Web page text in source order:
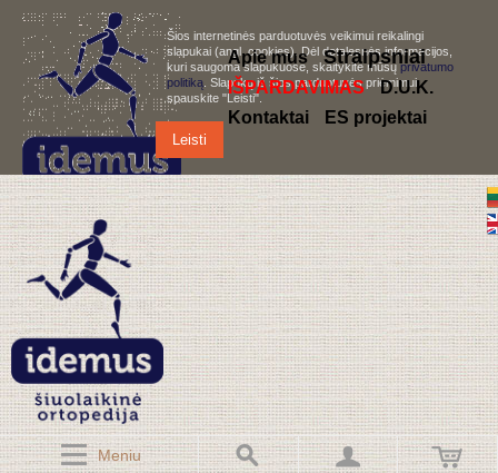
Šios internetinės parduotuvės veikimui reikalingi
slapukai (angl. cookies). Dėl detalesnės informacijos,
kuri saugoma slapukuose, skaitykite mūsųprivatumo
politiką . Slapukų iš šios parduotuvės priėmimui,
spauskite "Leisti".
Leisti
Meniu
Apie mus Straipsniai
IŠPARDAVIMAS
D.U.K.
Kontaktai
ES projektai